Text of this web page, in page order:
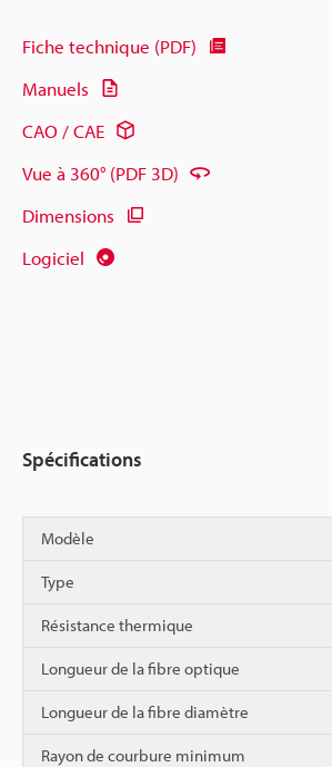
Fiche technique (PDF)
Manuels
CAO / CAE
Vue à 360° (PDF 3D)
Dimensions
Logiciel
Spécifications
Modèle
Type
Résistance thermique
Longueur de la fibre optique
Longueur de la fibre diamètre
Rayon de courbure minimum